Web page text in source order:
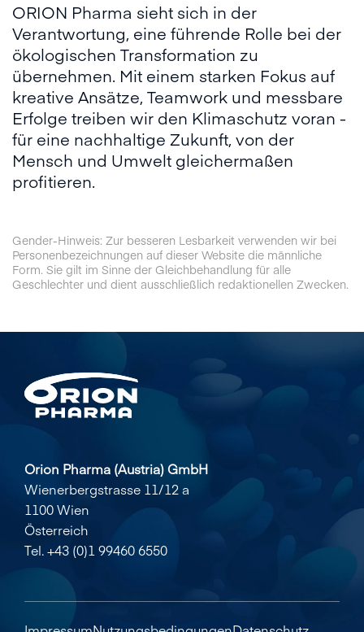
ORION Pharma sieht sich in der
Verantwortung, eine führende Rolle bei der
ökologischen Transformation zu
übernehmen. Mit einem starken Fokus auf
kreative Ansätze, Teamwork und messbare
Erfolge treiben wir den Klimaschutz voran -
für eine nachhaltige Zukunft, von der
Mensch und Umwelt gleichermaßen
profitieren.
Gender-Hinweis: Zur besseren Lesbarkeit verwenden wir bei
Personenbezeichnungen auf dieser Website die männliche
Form. Sie gilt im Sinne der Gleichbehandlung für alle
Geschlechter und dient ausschließlich redaktionellen Zwecken.
Orion Pharma (Austria) GmbH
Wienerbergstrasse 11/12 a
1100 Wien
Österreich
Tel. +43 (0)1 99460 6550